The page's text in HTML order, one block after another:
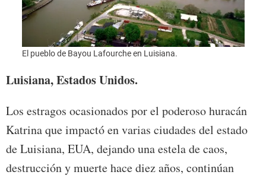
El pueblo de Bayou Lafourche en Luisiana.
Luisiana, Estados Unidos.
Los estragos ocasionados por el poderoso huracán
Katrina que impactó en varias ciudades del estado
de Luisiana, EUA, dejando una estela de caos,
destrucción y muerte hace diez años, continúan